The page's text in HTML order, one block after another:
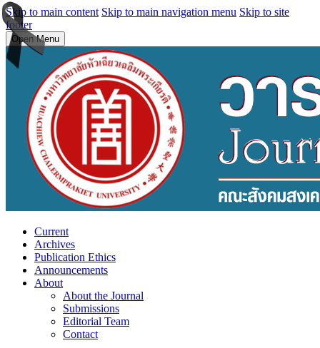
Skip to main content Skip to main navigation menu Skip to site
footer
Open Menu
Current
Archives
Publication Ethics
Announcements
About
About the Journal
Submissions
Editorial Team
Contact